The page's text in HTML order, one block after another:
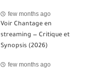
few months ago
Voir Chantage en
streaming — Critique et
Synopsis (2026)
few months ago